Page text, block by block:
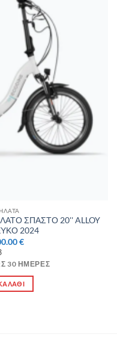
ΣΠΑΣΤΟ 20'' ALLOY
2024
€.
€Η
είναι:
30 ΗΜΈΡΕΣ